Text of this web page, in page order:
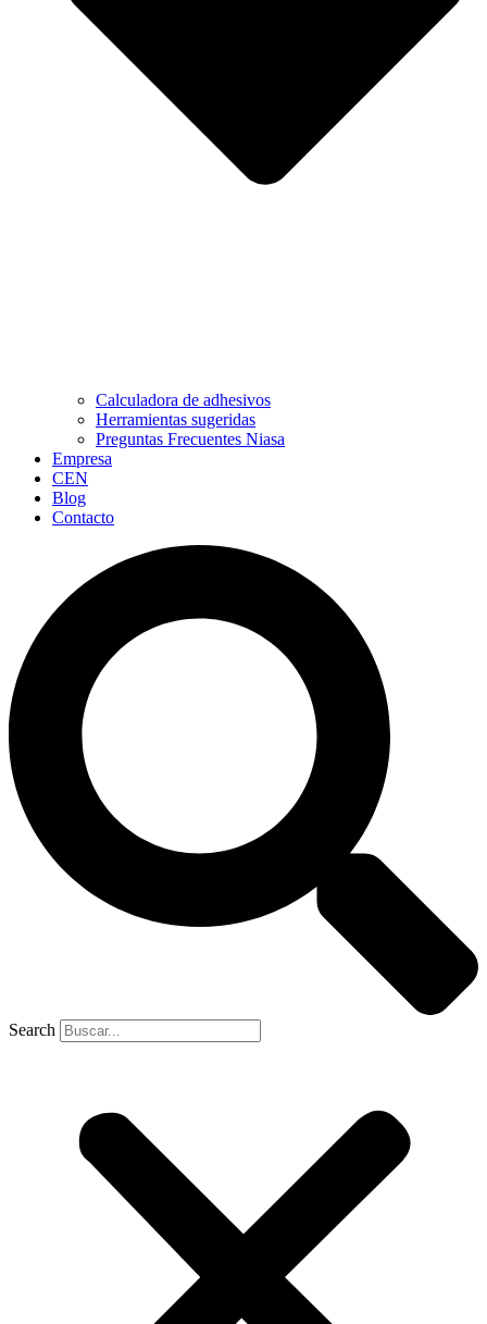
Calculadora de adhesivos
Herramientas sugeridas
Preguntas Frecuentes Niasa
Empresa
CEN
Blog
Contacto
Search